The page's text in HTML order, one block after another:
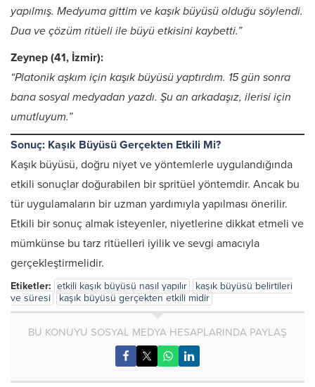
yapılmış. Medyuma gittim ve kaşık büyüsü olduğu söylendi.
Dua ve çözüm ritüeli ile büyü etkisini kaybetti.”
Zeynep (41, İzmir):
“Platonik aşkım için kaşık büyüsü yaptırdım. 15 gün sonra
bana sosyal medyadan yazdı. Şu an arkadaşız, ilerisi için
umutluyum.”
Sonuç: Kaşık Büyüsü Gerçekten Etkili Mi?
Kaşık büyüsü, doğru niyet ve yöntemlerle uygulandığında
etkili sonuçlar doğurabilen bir spritüel yöntemdir. Ancak bu
tür uygulamaların bir uzman yardımıyla yapılması önerilir.
Etkili bir sonuç almak isteyenler, niyetlerine dikkat etmeli ve
mümkünse bu tarz ritüelleri iyilik ve sevgi amacıyla
gerçekleştirmelidir.
Etiketler: etkili kaşık büyüsü nasıl yapılır
kaşık büyüsü belirtileri
ve süresi
kaşık büyüsü gerçekten etkili midir
BU KONUYU SOSYAL MEDYA HESAPLARINDA PAYLAŞ